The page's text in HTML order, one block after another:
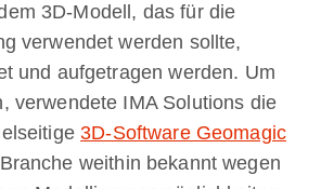
3D-Modell, das für die
verwendet werden sollte,
und aufgetragen werden. Um
verwendete IMA Solutions die
3D-Software Geomagic
weithin bekannt wegen